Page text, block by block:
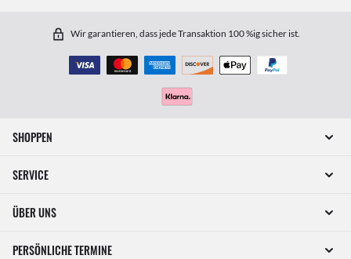
Wir garantieren, dass jede Transaktion 100 %ig sicher ist.
SHOPPEN
SERVICE
ÜBER UNS
PERSÖNLICHE TERMINE